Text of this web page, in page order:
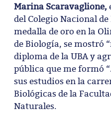
Marina Scaravaglione,
del Colegio Nacional
medalla de oro en la
de Biología, se mostró
diploma de la UBA y
pública que me formó
sus estudios en la
Biológicas de la
Naturales.